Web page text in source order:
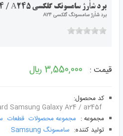
برد شاٰرژ سامسونگ گلکسی Samsung Galaxy A24 / A245
برد شاٰرژ سامسونگ گلکسی A24
قیمت : 3,550,000 ﷼
کد محصول:
Samsung Galaxy A24 / a245f
مجموعه : مجموعه محصولات قطعات
توليد کننده: سامسونگ Samsung